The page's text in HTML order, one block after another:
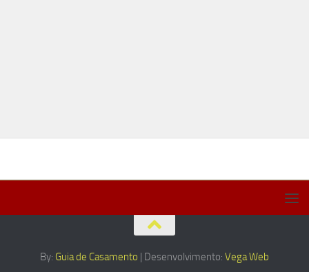
By: Guia de Casamento | Desenvolvimento: Vega Web